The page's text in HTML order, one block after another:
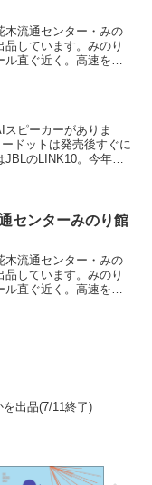
木流通センター・みの
品しています。みのり
ル直ぐ近く。高速を挟
タイプミッドナイト
イｘ...
スピーカーがありま
ドットは発売後すぐに
JBLのLINK10。今年の
センターみのり館
木流通センター・みの
品しています。みのり
ル直ぐ近く。高速を挟
出品(7/11終了)